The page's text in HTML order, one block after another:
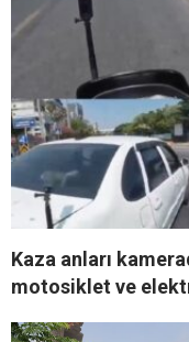
Kaza anları
motosiklet ve